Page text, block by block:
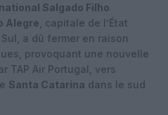
Salgado Filho
Alegre , capitale de l’État
a dû fermer en raison
provoquant une nouvelle
TAP Air Portugal, vers
Santa Catarina dans le sud